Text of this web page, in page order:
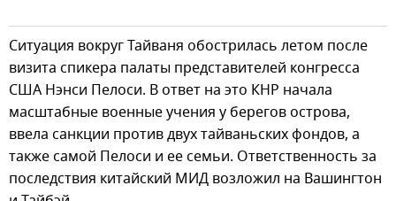
Ситуация вокруг Тайваня обострилась летом после
визита спикера палаты представителей конгресса
США Нэнси Пелоси. В ответ на это КНР начала
масштабные военные учения у берегов острова,
ввела санкции против двух тайваньских фондов, а
также самой Пелоси и ее семьи. Ответственность за
последствия китайский МИД возложил на Вашингтон